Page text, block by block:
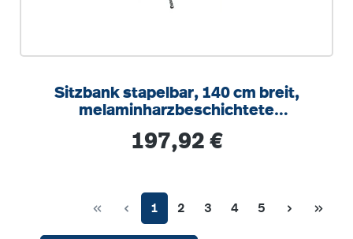
Sitzbank stapelbar, 140 cm breit,
melaminharzbeschichtete
RAL 9006
Regulärer Preis:
197,92 €
Seite
1 Seite
2 Seite
3 Seite
4 Seite
5